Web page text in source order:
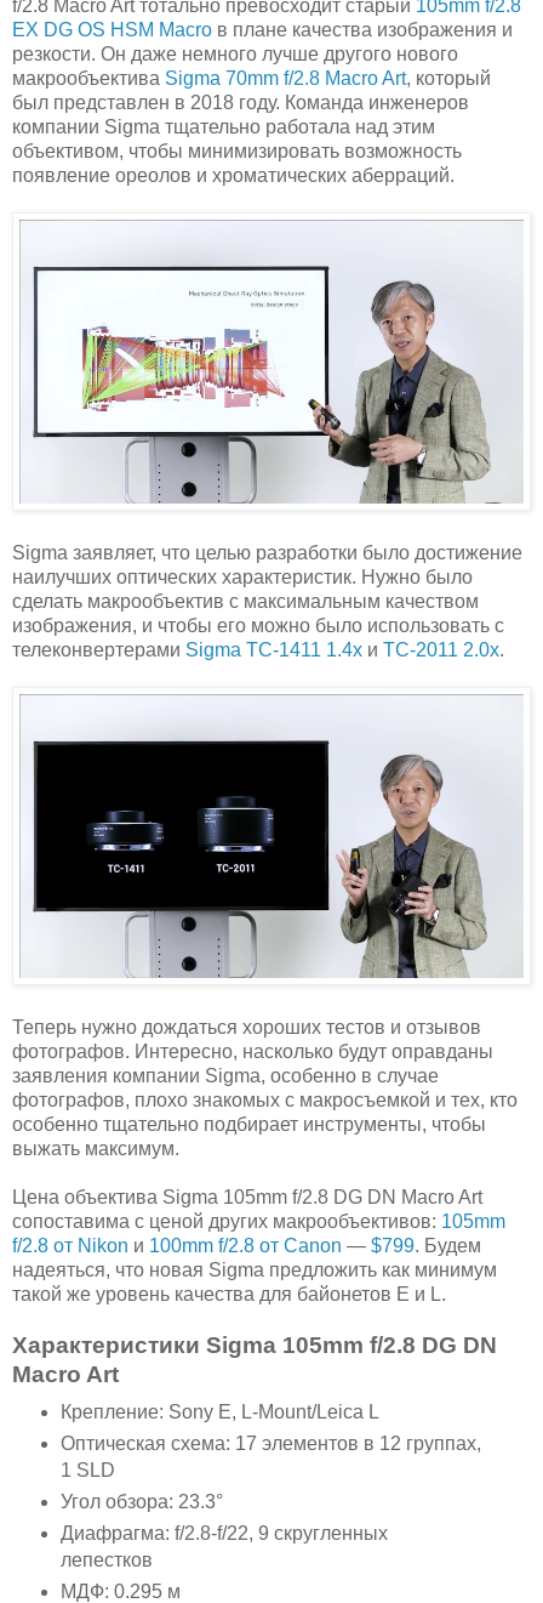
f/2.8 Macro Art тотально превосходит старый 105mm f/2.8
EX DG OS HSM Macro в плане качества изображения и
резкости. Он даже немного лучше другого нового
макрообъектива Sigma 70mm f/2.8 Macro Art, который
был представлен в 2018 году. Команда инженеров
компании Sigma тщательно работала над этим
объективом, чтобы минимизировать возможность
появление ореолов и хроматических аберраций.
Sigma заявляет, что целью разработки было достижение
наилучших оптических характеристик. Нужно было
сделать макрообъектив с максимальным качеством
изображения, и чтобы его можно было использовать с
телеконвертерами Sigma TC-1411 1.4x и TC-2011 2.0x.
Теперь нужно дождаться хороших тестов и отзывов
фотографов. Интересно, насколько будут оправданы
заявления компании Sigma, особенно в случае
фотографов, плохо знакомых с макросъемкой и тех, кто
особенно тщательно подбирает инструменты, чтобы
выжать максимум.
Цена объектива Sigma 105mm f/2.8 DG DN Macro Art
сопоставима с ценой других макрообъективов: 105mm
f/2.8 от Nikon и 100mm f/2.8 от Canon — $799. Будем
надеяться, что новая Sigma предложить как минимум
такой же уровень качества для байонетов E и L.
Характеристики Sigma 105mm f/2.8 DG DN
Macro Art
Крепление: Sony E, L-Mount/Leica L
Оптическая схема: 17 элементов в 12 группах,
1 SLD
Угол обзора: 23.3°
Диафрагма: f/2.8-f/22, 9 скругленных
лепестков
МДФ: 0.295 м